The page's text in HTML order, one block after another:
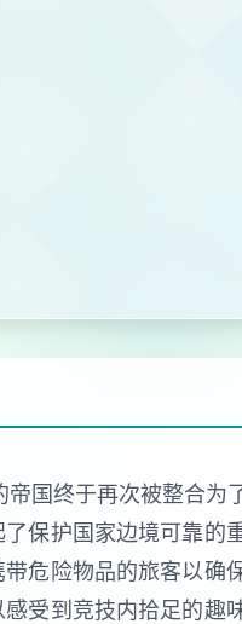
国终于再次被整合
保护国家边境可靠
危险物品的旅客以
受到竞技内拾足的趣